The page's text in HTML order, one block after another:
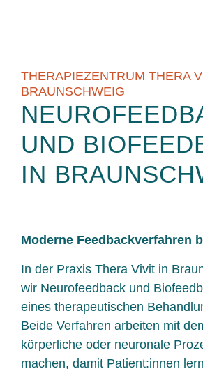
THERAPIEZENTRUM THERA
BRAUNSCHWEIG
UND
IN
Moderne Feedbackverfahren
In der Praxis Thera Vivit in
wir Neurofeedback und
eines therapeutischen
Beide Verfahren arbeiten mit
körperliche oder neuronale
machen, damit Patient:innen